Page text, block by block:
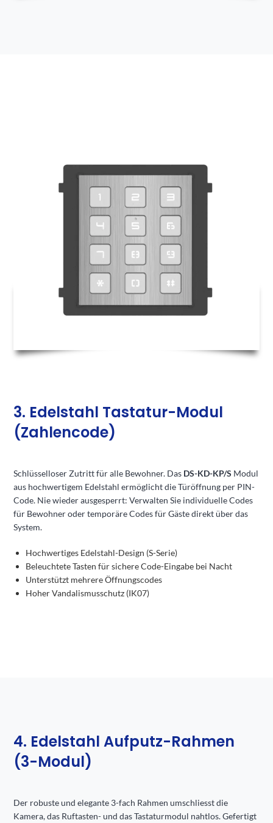
3. Edelstahl Tastatur-Modul
(Zahlencode)
Schlüsselloser Zutritt für alle Bewohner. Das DS-KD-KP/S Modul
aus hochwertigem Edelstahl ermöglicht die Türöffnung per PIN-
Code. Nie wieder ausgesperrt: Verwalten Sie individuelle Codes
für Bewohner oder temporäre Codes für Gäste direkt über das
System.
Hochwertiges Edelstahl-Design (S-Serie)
Beleuchtete Tasten für sichere Code-Eingabe bei Nacht
Unterstützt mehrere Öffnungscodes
Hoher Vandalismusschutz (IK07)
4. Edelstahl Aufputz-Rahmen
(3-Modul)
Der robuste und elegante 3-fach Rahmen umschliesst die
Kamera, das Ruftasten- und das Tastaturmodul nahtlos. Gefertigt